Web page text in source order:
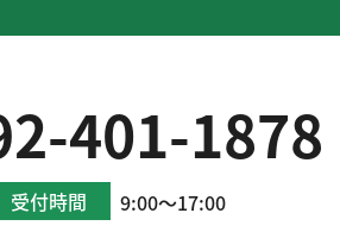
401-1878
受付時間 9:00～17:00